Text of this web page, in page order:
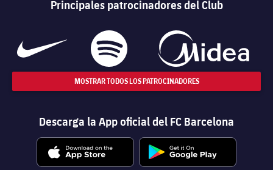
Principales patrocinadores del Club
MOSTRAR TODOS LOS PATROCINADORES
Descarga la App oficial del FC Barcelona